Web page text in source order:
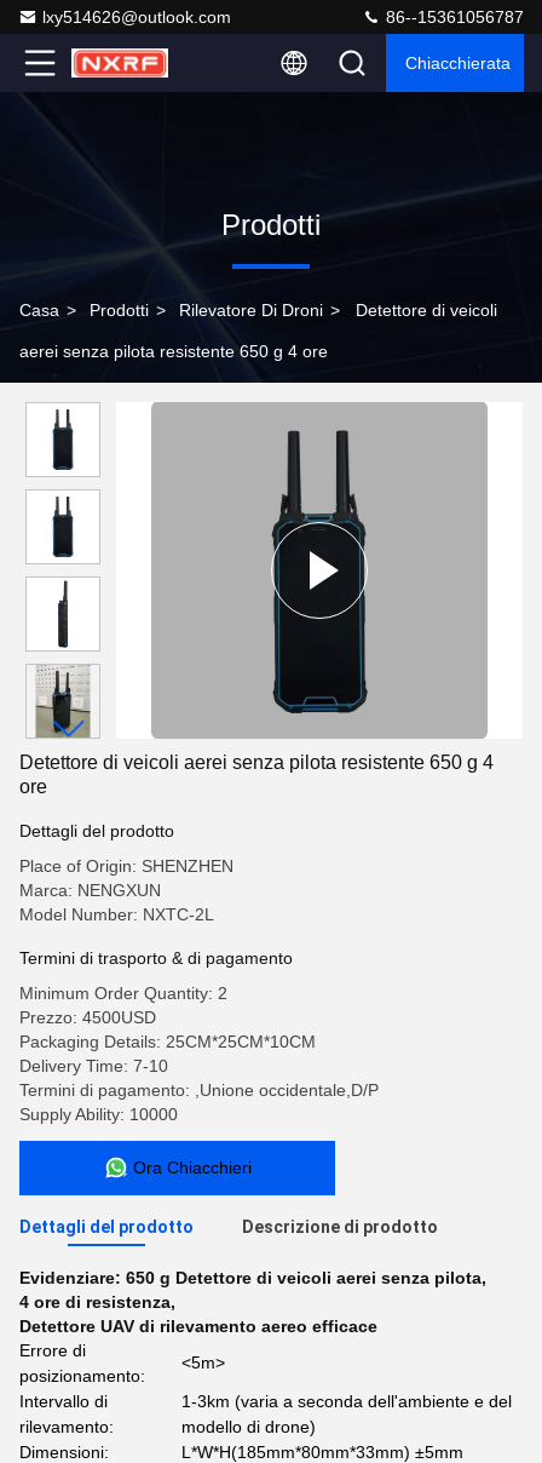
lxy514626@outlook.com 86--15361056787
Chiacchierata
Prodotti
Casa > Prodotti > Rilevatore Di Droni > Detettore di veicoli
aerei senza pilota resistente 650 g 4 ore
Detettore di veicoli aerei senza pilota resistente 650 g 4
ore
Dettagli del prodotto
Place of Origin: SHENZHEN
Marca: NENGXUN
Model Number: NXTC-2L
Termini di trasporto & di pagamento
Minimum Order Quantity: 2
Prezzo: 4500USD
Packaging Details: 25CM*25CM*10CM
Delivery Time: 7-10
Termini di pagamento: ,Unione occidentale,D/P
Supply Ability: 10000
Ora Chiacchieri
Dettagli del prodotto Descrizione di prodotto
Evidenziare: 650 g Detettore di veicoli aerei senza pilota,
4 ore di resistenza,
Detettore UAV di rilevamento aereo efficace
Errore di
posizionamento:
<5m>
Intervallo di
rilevamento:
1-3km (varia a seconda dell'ambiente e del
modello di drone)
Dimensioni:
L*W*H(185mm*80mm*33mm) ±5mm